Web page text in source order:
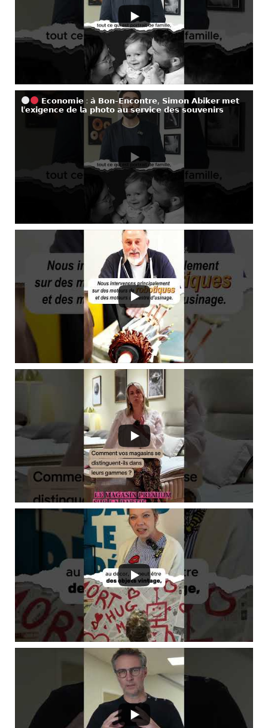
𝗘𝗰𝗼𝗻𝗼𝗺𝗶𝗲 : 𝗮̀ 𝗕𝗼𝗻-𝗘𝗻𝗰𝗼𝗻𝘁𝗿𝗲, 𝗦𝗶𝗺𝗼𝗻 𝗔𝗯𝗶𝗸𝗲𝗿 𝗺𝗲𝘁
𝗹’𝗲𝘅𝗶𝗴𝗲𝗻𝗰𝗲 𝗱𝗲 𝗹𝗮 𝗽𝗵𝗼𝘁𝗼 𝗮𝘂 𝘀𝗲𝗿𝘃𝗶𝗰𝗲 𝗱𝗲𝘀 𝘀𝗼𝘂𝘃𝗲𝗻𝗶𝗿𝘀